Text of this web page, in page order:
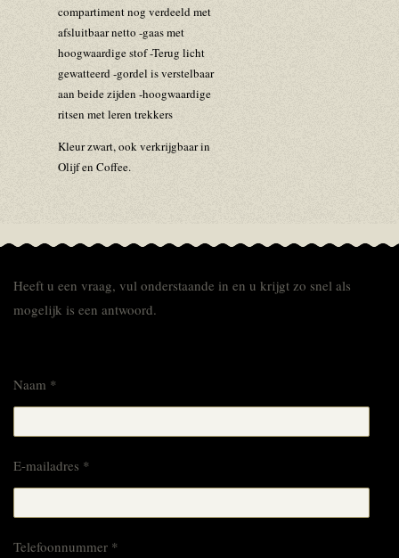
compartiment nog verdeeld met
afsluitbaar netto -gaas met
hoogwaardige stof -Terug licht
gewatteerd -gordel is verstelbaar
aan beide zijden -hoogwaardige
ritsen met leren trekkers
Kleur zwart, ook verkrijgbaar in
Olijf en Coffee.
Heeft u een vraag, vul onderstaande in en u krijgt zo snel als
mogelijk is een antwoord.
Naam *
E-mailadres *
Telefoonnummer *